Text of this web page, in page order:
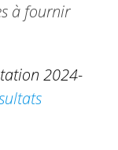
à fournir
2024-